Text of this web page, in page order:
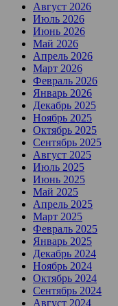
Август 2026
Июль 2026
Июнь 2026
Май 2026
Апрель 2026
Март 2026
Февраль 2026
Январь 2026
Декабрь 2025
Ноябрь 2025
Октябрь 2025
Сентябрь 2025
Август 2025
Июль 2025
Июнь 2025
Май 2025
Апрель 2025
Март 2025
Февраль 2025
Январь 2025
Декабрь 2024
Ноябрь 2024
Октябрь 2024
Сентябрь 2024
Август 2024